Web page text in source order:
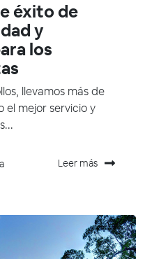
éxito de
y
los
llevamos más de
el mejor servicio y
Leer más